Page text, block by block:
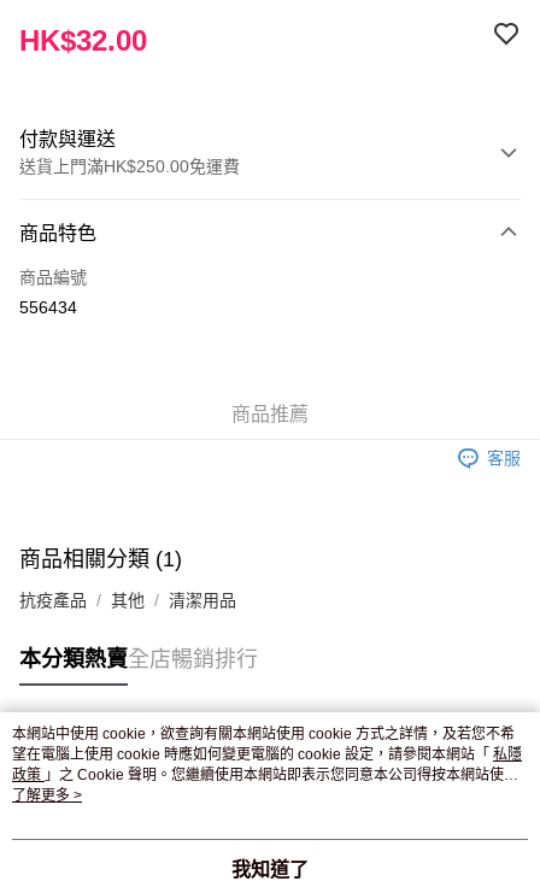
HK$32.00
付款與運送
送貨上門滿HK$250.00免運費
信用卡
Apple Pay
付款後門市自取，訂單確認後2-4個工作天到店，7天內取。逾期後
商品特色
商品編號
556434
商品推薦
客服
商品相關分類 (1)
抗疫產品 其他 清潔用品
本分類熱賣全店暢銷排行
熱門標籤
熱銷排行
本網站中使用 cookie，欲查詢有關本網站使用 cookie 方式之詳情，及若您不希
望在電腦上使用 cookie 時應如何變更電腦的 cookie 設定，請參閱本網站「 私隱
政策 」之 Cookie 聲明。您繼續使用本網站即表示您同意本公司得按本網站使用
條款之 Cookie 聲明使用 cookie。
了解更多 >
我知道了